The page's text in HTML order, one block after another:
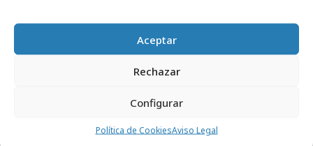
Aceptar
Rechazar
Configurar
Política de CookiesAviso Legal
Campañas